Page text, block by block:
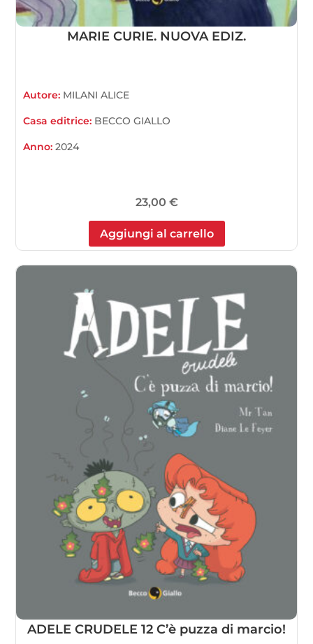
MARIE CURIE. NUOVA EDIZ.
Autore: MILANI ALICE
Casa editrice: BECCO GIALLO
Anno:2024
23,00 €
Aggiungi al carrello
ADELE CRUDELE 12 C’è puzza di marcio!